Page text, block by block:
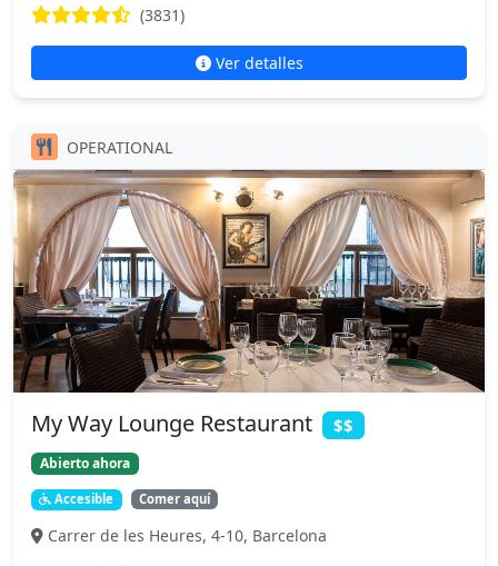
(3831)
Ver detalles
OPERATIONAL
My Way Lounge Restaurant $$
Abierto ahora
Accesible Comer aquí
Carrer de les Heures, 4-10, Barcelona